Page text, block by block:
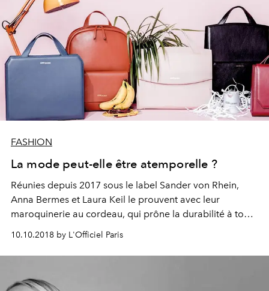
FASHION
La mode peut-elle être atemporelle ?
Réunies depuis 2017 sous le label Sander von Rhein,
Anna Bermes et Laura Keil le prouvent avec leur
maroquinerie au cordeau, qui prône la durabilité à tous
10.10.2018 by L'Officiel Paris